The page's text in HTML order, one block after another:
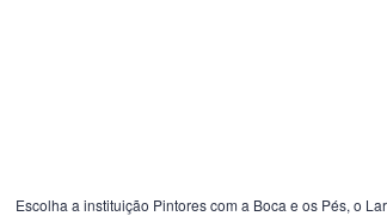
Escolha a instituição Pintores com a Boca e os Pés, o